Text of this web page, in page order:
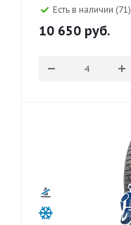
Есть в наличии (71)
10 650 руб.